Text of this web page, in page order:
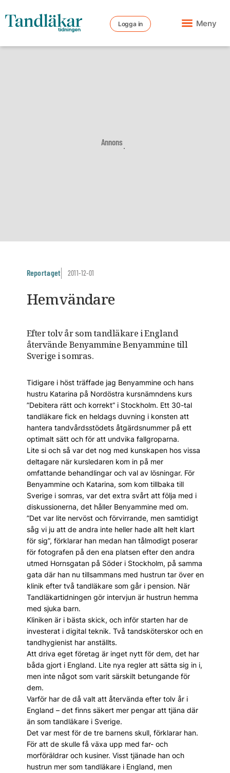
Logga in Meny
Annons
Reportaget 2011-12-01
Hemvändare
Efter tolv år som tandläkare i England
återvände Benyammine Benyammine till
Sverige i somras.
Tidigare i höst träffade jag Benyammine och hans
hustru Katarina på Nordöstra kursnämndens kurs
”Debitera rätt och korrekt” i Stockholm. Ett 30-tal
tandläkare fick en heldags duvning i konsten att
hantera tandvårdsstödets åtgärdsnummer på ett
optimalt sätt och för att undvika fallgroparna.
Lite si och så var det nog med kunskapen hos vissa
deltagare när kursledaren kom in på mer
omfattande behandlingar och val av lösningar. För
Benyammine och Katarina, som kom tillbaka till
Sverige i somras, var det extra svårt att följa med i
diskussionerna, det håller Benyammine med om.
”Det var lite nervöst och förvirrande, men samtidigt
såg vi ju att de andra inte heller hade allt helt klart
för sig”, förklarar han medan han tålmodigt poserar
för fotografen på den ena platsen efter den andra
utmed Hornsgatan på Söder i Stockholm, på samma
gata där han nu tillsammans med hustrun tar över en
klinik efter två tandläkare som går i pension. När
Tandläkartidningen gör intervjun är hustrun hemma
med sjuka barn.
Kliniken är i bästa skick, och inför starten har de
investerat i digital teknik. Två tandsköterskor och en
tandhygienist har anställts.
Att driva eget företag är inget nytt för dem, det har
båda gjort i England. Lite nya regler att sätta sig in i,
men inte något som varit särskilt betungande för
dem.
Varför har de då valt att återvända efter tolv år i
England – det finns säkert mer pengar att tjäna där
än som tandläkare i Sverige.
Det var mest för de tre barnens skull, förklarar han.
För att de skulle få växa upp med far- och
morföräldrar och kusiner. Visst tjänade han och
hustrun mer som tandläkare i England, men